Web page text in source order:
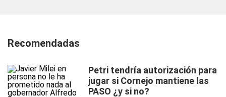
Recomendadas
Petri tendría autorización para
jugar si Cornejo mantiene las
PASO ¿y si no?